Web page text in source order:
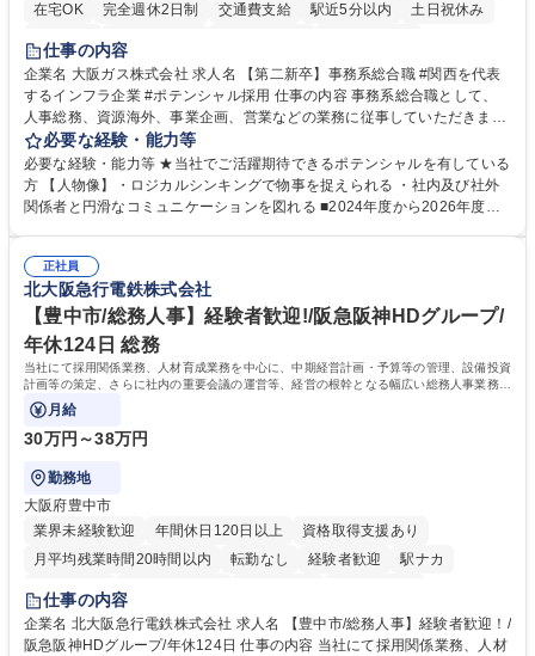
在宅OK
完全週休2日制 交通費支給 駅近5分以内
土日祝休み
服装自由
第二新卒歓迎
仕事の内容
企業名 大阪ガス株式会社 求人名 【第二新卒】事務系総合職 #関西を代表
するインフラ企業 #ポテンシャル採用 仕事の内容 事務系総合職として、
人事総務、資源海外、事業企画、営業などの業務に従事していただきま
す。 【業務内容の一例】■所属事業部の勤労業務 ■海外に関係する各種業
務 ■営業部門の企画スタッフ、ルート営業 【キャリアパス】入社後の配属
ポジションで一定期間ご活躍頂いた後、本人の適性及び将来のキャリアを
鑑みてジョブローテーションを行います。 【育成】OJTでの現場育成や研
表するインフラ企業 #ポテンシャル採用
必要な経験・能力等
必要な経験・能力等 ★当社でご活躍期待できるポテンシャルを有している
方 【人物像】・ロジカルシンキングで物事を捉えられる ・社内及び社外
関係者と円滑なコミュニケーションを図れる ■2024年度から2026年度ま
72.html ■エネルギーセキュリティの不安定化や気候変動による自然災害の
甚大化など、これまで以上に社会課題解決の重要性が高まっています。
「未来の日常」の創造に向けて持続可能な社会の実現に貢献してまいりま
す。 学歴・資格 学歴：大学院 大学 語学力： 資格：
正社員
北大阪急行電鉄株式会社
【豊中市/総務人事】経験者歓迎!/阪急阪神HDグループ/
年休124日 総務
当社にて採用関係業務、人材育成業務を中心に、中期経営計画・予算等の管理、設備投資
計画等の策定、さらに社内の重要会議の運営等、経営の根幹となる幅広い総務人事業務全
般を担当していただきます。
月給
30万円～38万円
勤務地
大阪府豊中市
業界未経験歓迎
年間休日120日以上
資格取得支援あり
月平均残業時間20時間以内
転勤なし 経験者歓迎
駅ナカ
退職金あり
土日祝休み
服装自由 昼食補助あり 食事補助あり
仕事の内容
企業名 北大阪急行電鉄株式会社 求人名 【豊中市/総務人事】経験者歓迎！/
阪急阪神HDグループ/年休124日 仕事の内容 当社にて採用関係業務、人材